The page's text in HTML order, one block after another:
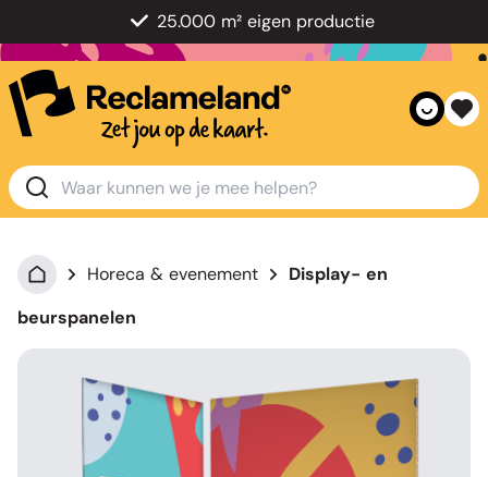
25.000 m² eigen productie
Horeca & evenement
Display- en
beurspanelen